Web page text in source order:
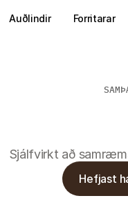
Sjálfvirkt að
Hefjast
Auðlindir Forritarar